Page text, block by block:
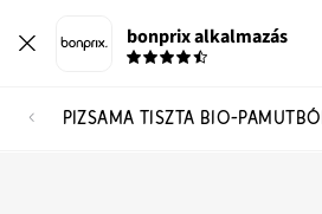
bonprix alkalmazás